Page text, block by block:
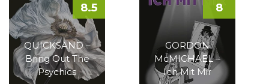
QUICKSAND –
Bring Out The
Psychics
8.5
GORDON
McMICHAEL –
Ich Mit Mir
8